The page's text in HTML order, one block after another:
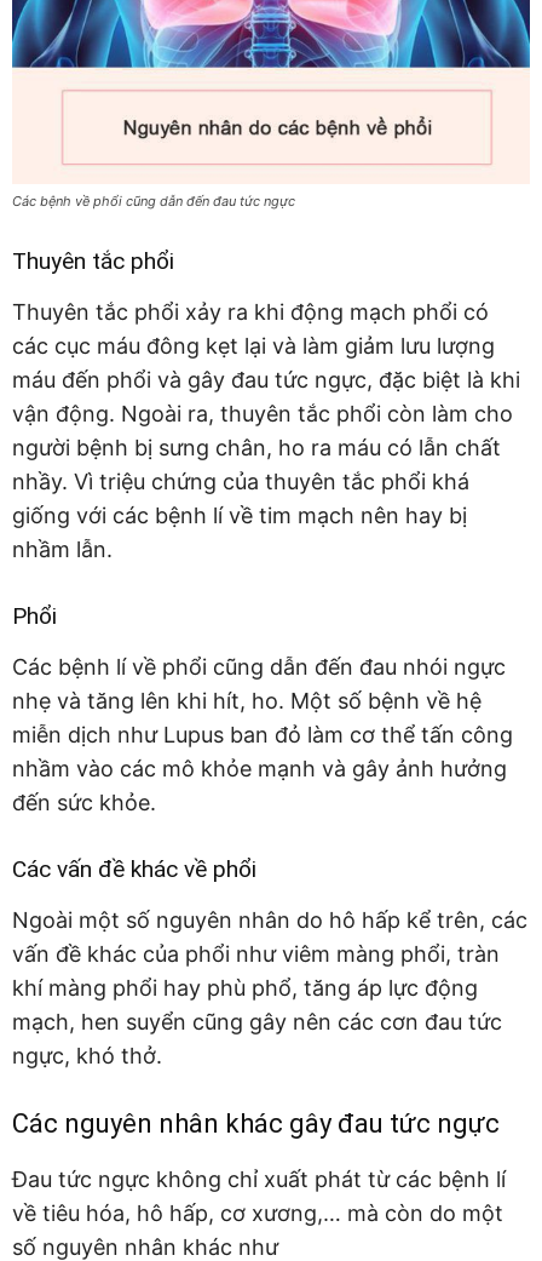
Các bệnh về phổi cũng dẫn đến đau tức ngực
Thuyên tắc phổi
Thuyên tắc phổi xảy ra khi động mạch phổi có
các cục máu đông kẹt lại và làm giảm lưu lượng
máu đến phổi và gây đau tức ngực, đặc biệt là khi
vận động. Ngoài ra, thuyên tắc phổi còn làm cho
người bệnh bị sưng chân, ho ra máu có lẫn chất
nhầy. Vì triệu chứng của thuyên tắc phổi khá
giống với các bệnh lí về tim mạch nên hay bị
nhầm lẫn.
Phổi
Các bệnh lí về phổi cũng dẫn đến đau nhói ngực
nhẹ và tăng lên khi hít, ho. Một số bệnh về hệ
miễn dịch như Lupus ban đỏ làm cơ thể tấn công
nhầm vào các mô khỏe mạnh và gây ảnh hưởng
đến sức khỏe.
Các vấn đề khác về phổi
Ngoài một số nguyên nhân do hô hấp kể trên, các
vấn đề khác của phổi như viêm màng phổi, tràn
khí màng phổi hay phù phổ, tăng áp lực động
mạch, hen suyển cũng gây nên các cơn đau tức
ngực, khó thở.
Các nguyên nhân khác gây đau tức ngực
Đau tức ngực không chỉ xuất phát từ các bệnh lí
về tiêu hóa, hô hấp, cơ xương,… mà còn do một
số nguyên nhân khác như